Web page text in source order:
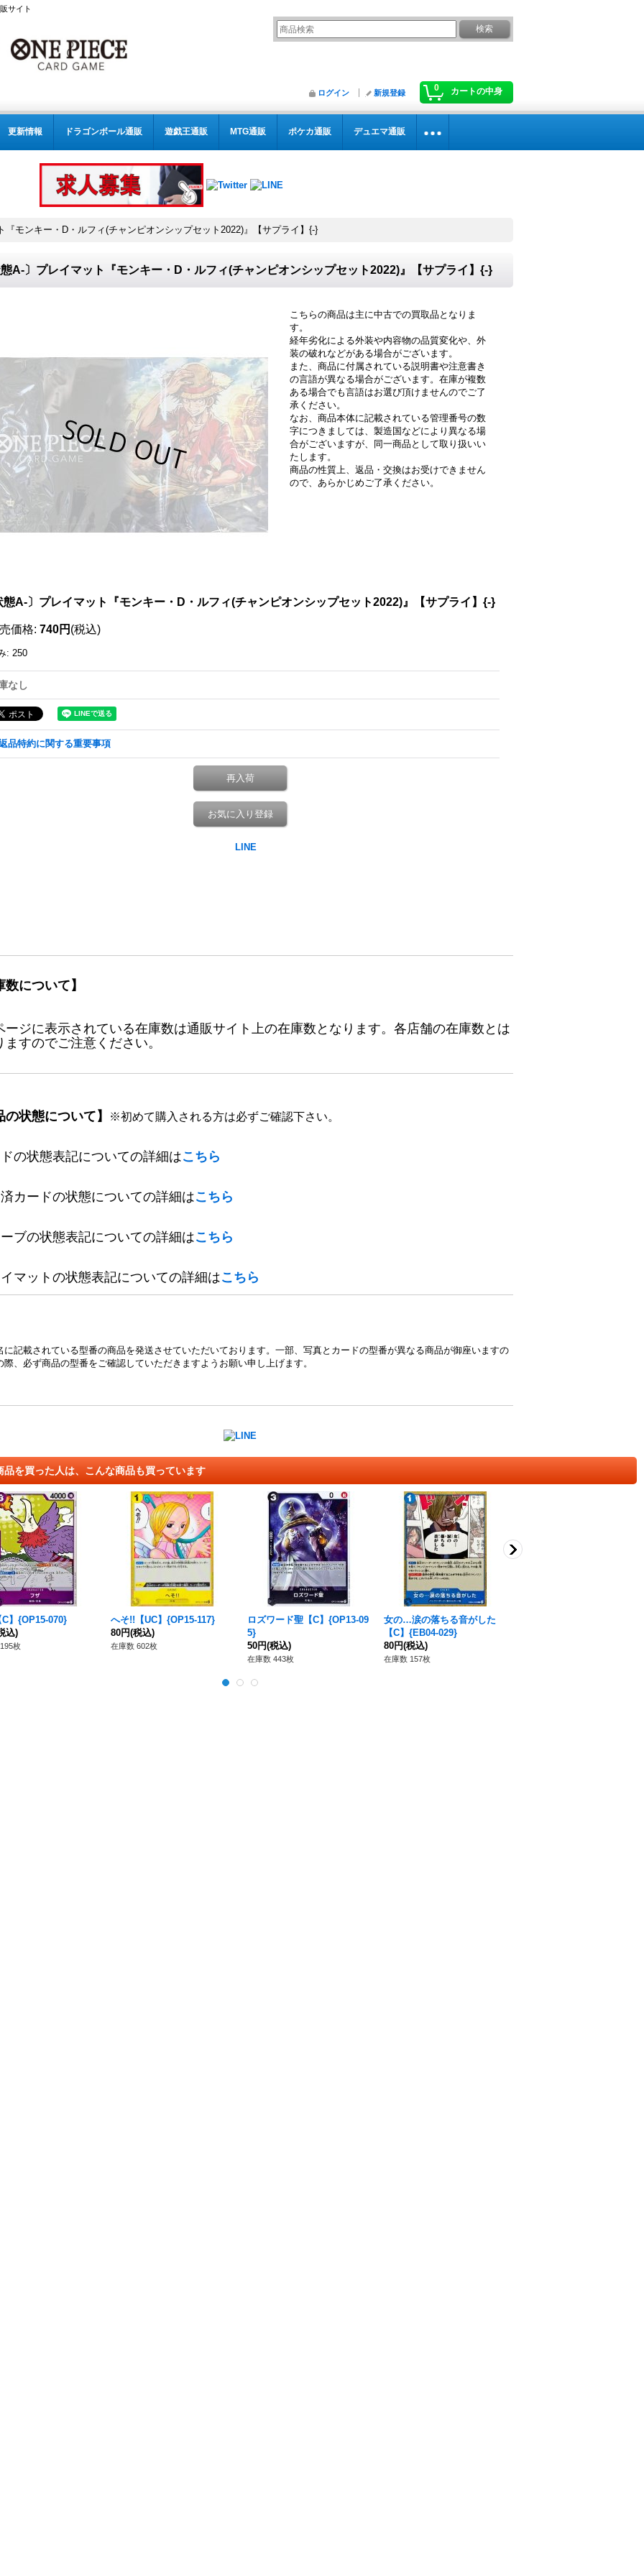
サイト
0 カートの中身
ログイン 新規登録
更新情報 ドラゴンボール通販 遊戯王通販 MTG通販 ポケカ通販 デュエマ通販
『モンキー・D・ルフィ(チャンピオンシップセット2022)』【サプライ】{-}
A-〕プレイマット『モンキー・D・ルフィ(チャンピオンシップセット2022)』【サプライ】{-}
こちらの商品は主に中古での買取品となりま
す。
経年劣化による外装や内容物の品質変化や、外
装の破れなどがある場合がございます。
また、商品に付属されている説明書や注意書き
の言語が異なる場合がございます。在庫が複数
ある場合でも言語はお選び頂けませんのでご了
承ください。
なお、商品本体に記載されている管理番号の数
字につきましては、製造国などにより異なる場
合がございますが、同一商品として取り扱いい
たします。
商品の性質上、返品・交換はお受けできません
ので、あらかじめご了承ください。
態A-〕プレイマット『モンキー・D・ルフィ(チャンピオンシップセット2022)』【サプライ】{-}
価格: 740円 (税込)
: 250
なし
品特約に関する重要事項
再入荷
お気に入り登録
数について】
ージに表示されている在庫数は通販サイト上の在庫数となります。各店舗の在庫数とは
ますのでご注意ください。
の状態について】 ※初めて購入される方は必ずご確認下さい。
の状態表記についての詳細はこちら
カードの状態についての詳細はこちら
ブの状態表記についての詳細はこちら
マットの状態表記についての詳細はこちら
記載されている型番の商品を発送させていただいております。一部、写真とカードの型番が異なる商品が御座いますの
際、必ず商品の型番をご確認していただきますようお願い申し上げます。
品を買った人は、こんな商品も買っています
】{OP15-070}
込)
枚
へそ!!【UC】{OP15-117}
80円(税込)
在庫数 602枚
ロズワード聖【C】{OP13-09
5}
50円(税込)
在庫数 443枚
女の…涙の落ちる音がした
【C】{EB04-029}
80円(税込)
在庫数 157枚